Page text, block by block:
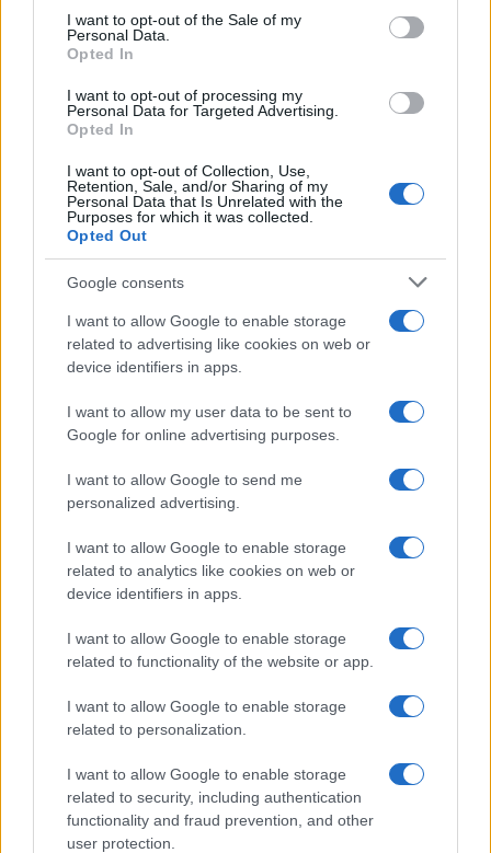
consent section.
I want to opt-out of the Sale of my
Personal Data.
Opted In
I want to opt-out of processing my
Personal Data for Targeted Advertising.
Opted In
I want to opt-out of Collection, Use,
Retention, Sale, and/or Sharing of my
Personal Data that Is Unrelated with the
Purposes for which it was collected.
Opted Out
Google consents
I want to allow Google to enable storage
related to advertising like cookies on web or
device identifiers in apps.
I want to allow my user data to be sent to
Google for online advertising purposes.
I want to allow Google to send me
personalized advertising.
I want to allow Google to enable storage
related to analytics like cookies on web or
device identifiers in apps.
I want to allow Google to enable storage
related to functionality of the website or app.
I want to allow Google to enable storage
related to personalization.
I want to allow Google to enable storage
related to security, including authentication
functionality and fraud prevention, and other
user protection.
Michelle Hunziker in Gallura, bella anche dal
vivo: un amico vip svela come fa
accoglienza minori chiude
Olbia, divieto di sosta contro spaccio e degrado:
esplode la protesta
Pausa caffè impeccabile: come scegliere la
soluzione ideale per la casa e l’ufficio
Monte Pino, la fine di un lungo dolore: storia e
la rete elettrica
NECROLOGIE